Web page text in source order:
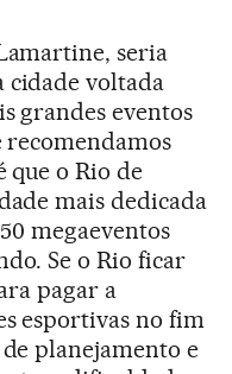
seria
cidade voltada
grandes eventos
recomendamos
que o Rio de
mais dedicada
megaeventos
Se o Rio ficar
pagar a
esportivas no fim
planejamento e